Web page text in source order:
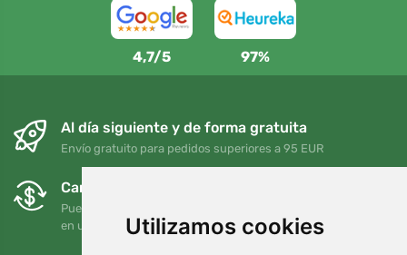
Utilizamos cookies
4,7/5 97%
Al día siguiente y de forma gratuita
Envío gratuito para pedidos superiores a 95 EUR
Cambios y devoluciones gratuitos
Puede devolver o cambiar su pedido en cualquier momento
en un plazo de 90 días